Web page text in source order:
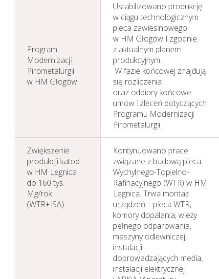
Program
Modernizacji
Pirometalurgii
w HM Głogów
Ustabilizowano produkcję
w ciągu technologicznym
pieca zawiesinowego
w HM Głogów I zgodnie
z aktualnym planem
produkcyjnym.
W fazie końcowej znajdują
się rozliczenia
oraz odbiory końcowe
umów i zleceń dotyczących
Programu Modernizacji
Pirometalurgii.
Zwiększenie
produkcji katod
w HM Legnica
do 160 tys.
Mg/rok
(WTR+ISA)
Kontynuowano prace
związane z budową pieca
Wychylnego-Topielno-
Rafinacyjnego (WTR) w HM
Legnica. Trwa montaż
urządzeń – pieca WTR,
komory dopalania, wieży
pełnego odparowania,
maszyny odlewniczej,
instalacji
doprowadzających media,
instalacji elektrycznej